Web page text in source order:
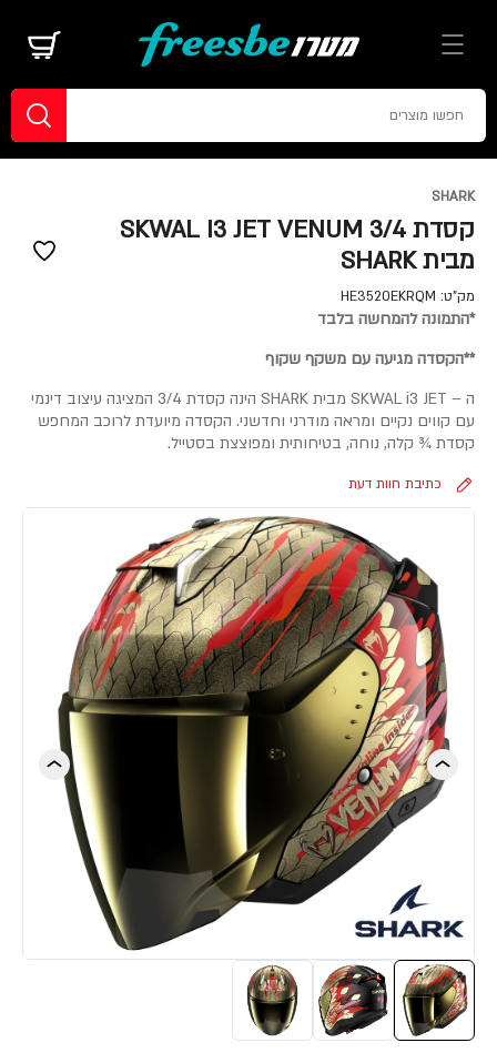
SHARK
קסדת 3/4 SKWAL I3 JET VENUM
מבית SHARK
מק"ט: HE3520EKRQM
*התמונה להמחשה בלבד
**הקסדה מגיעה עם משקף שקוף
ה – SKWAL i3 JET מבית SHARK הינה קסדת 3/4 המציגה עיצוב דינמי
עם קווים נקיים ומראה מודרני וחדשני. הקסדה מיועדת לרוכב המחפש
קסדת ¾ קלה, נוחה, בטיחותית ומפוצצת בסטייל.
כתיבת חוות דעת